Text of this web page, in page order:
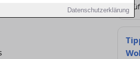
Datenschutzerklärung